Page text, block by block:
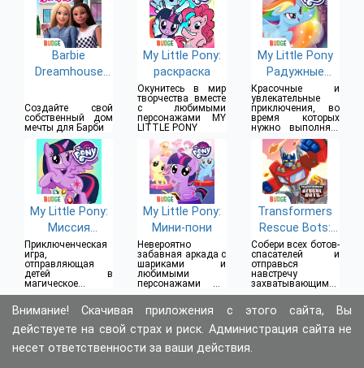
Barbie
Dreamhouse
Создайте свой
собственный дом
мечты для Барби
My Little Pony:
раскраска
Окунитесь в мир
творчества вместе
с любимыми
персонажами MY
LITTLE PONY
My Little Pony
Радужные
гонки
Красочные и
увлекательные
приключения, во
время которых
нужно выполнять
различные
задания
My Little Pony:
Миссия
Гармонии
Приключенческая
игра,
отправляющая
детей в
магическое
странствие по
My Little Pony:
Мини-пони
Невероятно
забавная аркада с
шариками и
любимыми
персонажами My
Little Pony
Transformers
Rescue Bots:
Наперегонки с
бедой
Собери всех ботов-
спасателей и
отправься
навстречу
захватывающим
приключениям
Внимание! Скачивая приложения с этого сайта, Вы
действуете на свой страх и риск. Администрация сайта не
несет ответственности за ваши действия.